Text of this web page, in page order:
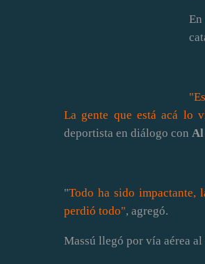
La gente que está acá lo
deportista en diálogo con Al
"Todo ha sido impactante,
perdió todo", agregó.
Massú llegó por vía aérea